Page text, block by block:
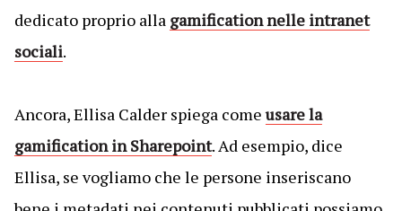
dedicato proprio alla gamification nelle intranet
sociali.
Ancora, Ellisa Calder spiega comeusare la
gamification in Sharepoint. Ad esempio, dice
Ellisa, se vogliamo che le persone inseriscano